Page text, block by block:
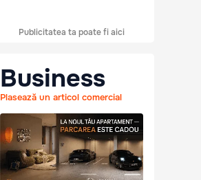
Publicitatea ta poate fi aici
Business
Plasează un articol comercial